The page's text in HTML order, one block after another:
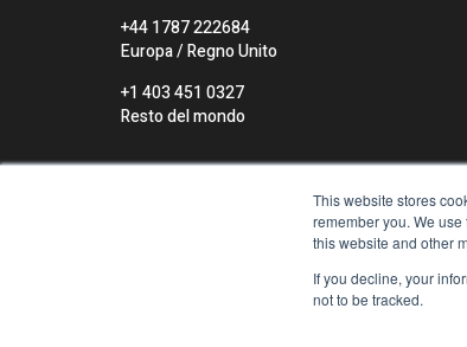
This website stores
remember you. We
this website and other
If you decline, your
not to be tracked.
+44 1787 222684
Europa / Regno Unito
+1 403 451 0327
Resto del mondo